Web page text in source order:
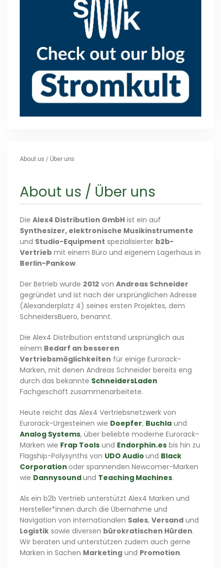
About us / Über uns
About us / Über uns
Die Alex4 Distribution GmbH ist ein auf
Synthesizer, elektronische Musikinstrumente
und Studio-Equipment spezialisierter b2b-
Vertrieb mit einem Büro und eigenem Lagerhaus in
Berlin-Pankow.
Der Betrieb wurde 2012 von Andreas Schneider
gegründet und ist nach der ursprünglichen Adresse
(Alexanderplatz 4) seines ersten Projektes, dem
SchneidersBuero, benannt.
Die Alex4 Distribution entstand ursprünglich aus
einem Bedarf an besseren
Vertriebsmöglichkeiten für einige Eurorack-
Marken, mit denen Andreas Schneider bereits eng
durch das bekannte SchneidersLaden
Fachgeschäft zusammenarbeitete.
Heute reicht das Alex4 Vertriebsnetzwerk von
Eurorack-Urgesteinen wie Doepfer, Buchla und
Analog Systems, über beliebte moderne Eurorack-
Marken wie Frap Tools und Endorphin.es bis hin zu
Flagship-Polysynths von UDO Audio und Black
Corporation oder spannenden Newcomer-Marken
wie Dannysoundund Teaching Machines.
Als ein b2b Vertrieb unterstützt Alex4 Marken und
Hersteller*innen durch die Übernahme und
Navigation von internationalen Sales, Versand und
Logistik sowie diversen bürokratischen Hürden.
Wir beraten und unterstützen zudem auch gerne
Marken in Sachen Marketing und Promotion.